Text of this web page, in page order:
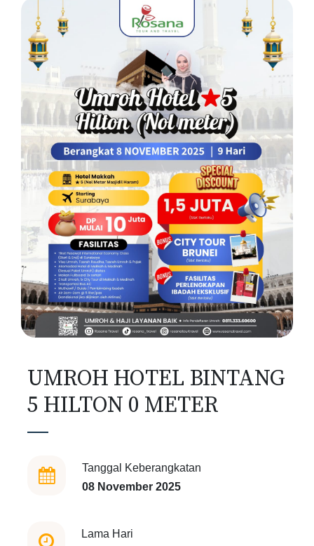
UMROH HOTEL BINTANG
5 HILTON 0 METER
Tanggal Keberangkatan
08 November 2025
Lama Hari